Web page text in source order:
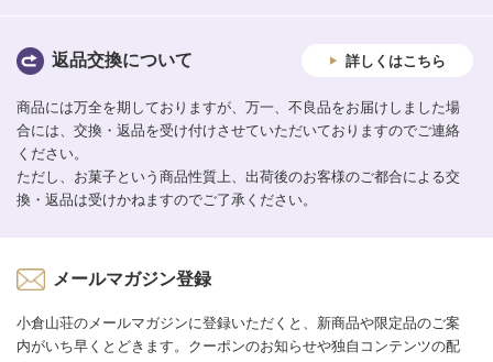
返品交換について 詳しくはこちら
商品には万全を期しておりますが、万一、不良品をお届けしました場
合には、交換・返品を受け付けさせていただいておりますのでご連絡
ください。
ただし、お菓子という商品性質上、出荷後のお客様のご都合による交
換・返品は受けかねますのでご了承ください。
メールマガジン登録
小倉山荘のメールマガジンに登録いただくと、新商品や限定品のご案
内がいち早くとどきます。クーポンのお知らせや独自コンテンツの配